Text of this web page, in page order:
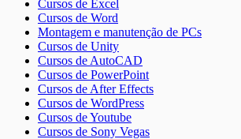
Cursos de Excel
Cursos de Word
Montagem e manutenção de PCs
Cursos de Unity
Cursos de AutoCAD
Cursos de PowerPoint
Cursos de After Effects
Cursos de WordPress
Cursos de Youtube
Cursos de Sony Vegas